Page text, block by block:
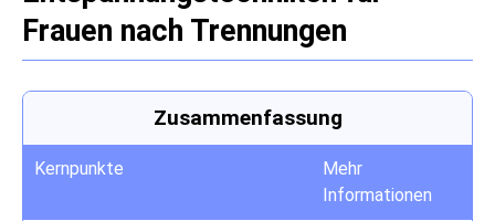
Frauen nach Trennungen
Zusammenfassung
Kernpunkte
Mehr
Informationen